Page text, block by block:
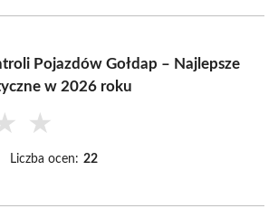
Pojazdów Gołdap – Najlepsze
w 2026 roku
★
Liczba ocen: 22